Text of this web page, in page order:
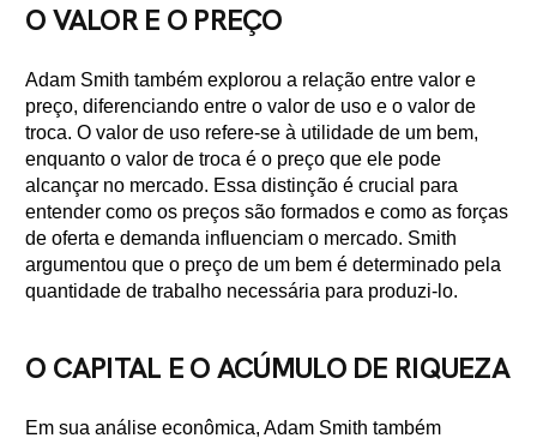
O VALOR E O PREÇO
Adam Smith também explorou a relação entre valor e
preço, diferenciando entre o valor de uso e o valor de
troca. O valor de uso refere-se à utilidade de um bem,
enquanto o valor de troca é o preço que ele pode
alcançar no mercado. Essa distinção é crucial para
entender como os preços são formados e como as forças
de oferta e demanda influenciam o mercado. Smith
argumentou que o preço de um bem é determinado pela
quantidade de trabalho necessária para produzi-lo.
O CAPITAL E O ACÚMULO DE RIQUEZA
Em sua análise econômica, Adam Smith também